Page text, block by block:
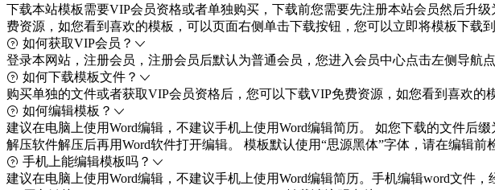
下载本站模板需要VIP会员资格或者单独购买，下载前您需要先注册本站会员然后升
费资源，如您看到喜欢的模板，可以页面右侧单击下载按钮，您可以立即将模板下载到
如何获取VIP会员？
登录本网站，注册会员，注册会员后默认为普通会员，您进入会员中心点击左侧导航
如何下载模板文件？
购买单独的文件或者获取VIP会员资格后，您可以下载VIP免费资源，如您看到喜欢
如何编辑模板？
建议在电脑上使用Word编辑，不建议手机上使用Word编辑简历。 如您下载的文件后
解压软件解压后再用Word软件打开编辑。 模板默认使用“思源黑体”字体，请在编辑
手机上能编辑模板吗？
建议在电脑上使用Word编辑，不建议手机上使用Word编辑简历。手机编辑word文件，